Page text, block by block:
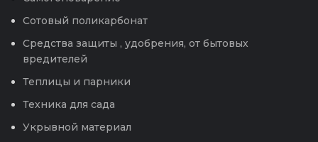
Сотовый поликарбонат
Средства защиты , удобрения, от бытовых
вредителей
Теплицы и парники
Техника для сада
Укрывной материал